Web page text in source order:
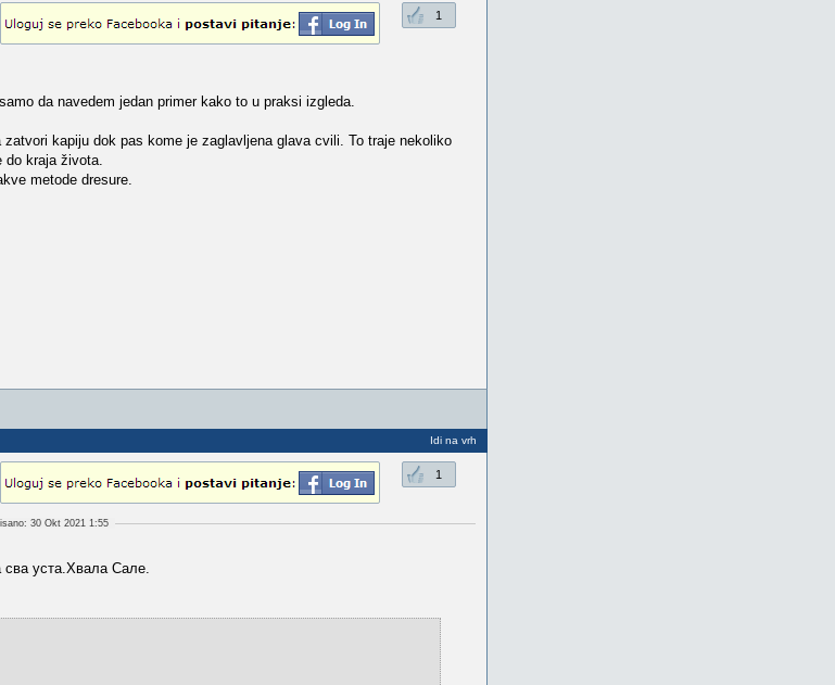
1
da navedem jedan primer kako to u praksi izgleda.
kapiju dok pas kome je zaglavljena glava cvili. To traje nekoliko
do kraja života.
metode dresure.
Idi na vrh
1
30 Okt 2021 1:55
уста.Хвала Сале.